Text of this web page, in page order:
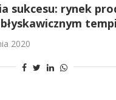
sukcesu: rynek
2020